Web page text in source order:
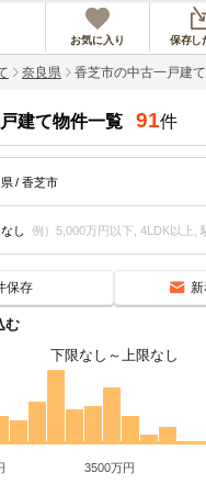
お気に入り 保存し
奈良県 香芝市の中古一戸建て
建て物件一覧 91件
香芝市
し 例）5,000万円以下, 4LDK以上,
保存
む
下限なし ～ 上限なし
3500万円